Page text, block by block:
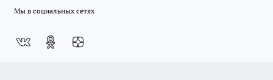
Мы в социальных сетях